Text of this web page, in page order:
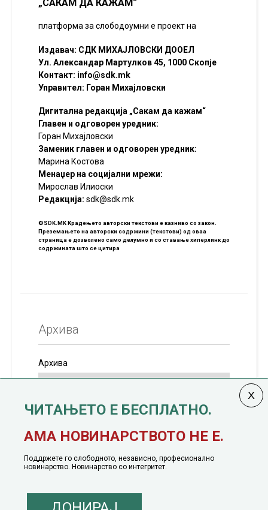
„САКАМ ДА КАЖАМ“
платформа за слободоумни е проект на
Издавач: СДК МИХАЈЛОВСКИ ДООЕЛ
Ул. Александар Мартулков 45, 1000 Скопје
Контакт: info@sdk.mk
Управител: Горан Михајловски
Дигитална редакција „Сакам да кажам“
Главен и одговорен уредник:
Горан Михајловски
Заменик главен и одговорен уредник:
Марина Костова
Менаџер на социјални мрежи:
Мирослав Илиоски
Редакцијa: sdk@sdk.mk
©SDK.MK Крадењето авторски текстови е казниво со закон.
Преземањето на авторски содржини (текстови) од оваа
страница е дозволено само делумно и со ставање хиперлинк до
содржината што се цитира
Архива
Архива
јануари, 1991 година
ЧИТАЊЕТО Е БЕСПЛАТНО.
АМА НОВИНАРСТВОТО НЕ Е.
Поддржете го слободното, независно, професионално
новинарство. Новинарство со интегритет.